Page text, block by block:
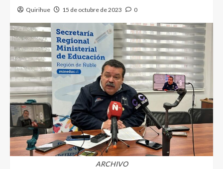
Quirihue 15 de octubre de 2023 0
ARCHIVO